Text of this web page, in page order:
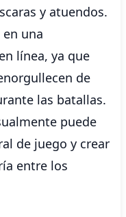
y atuendos.
una
línea, ya que
de
las batallas.
puede
de juego y crear
entre los